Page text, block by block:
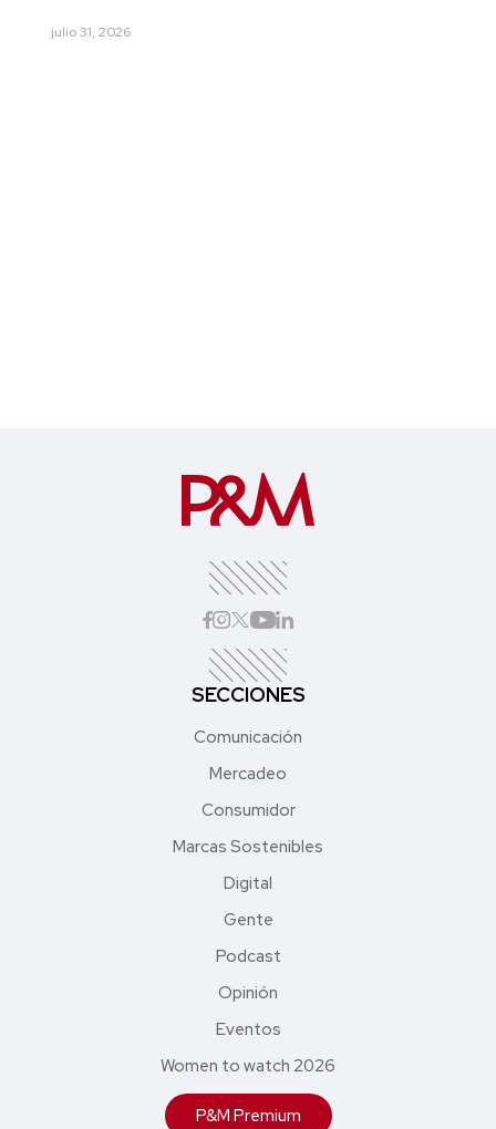
julio 31, 2026
SECCIONES
Comunicación
Mercadeo
Consumidor
Marcas Sostenibles
Digital
Gente
Podcast
Opinión
Eventos
Women to watch 2026
P&M Premium